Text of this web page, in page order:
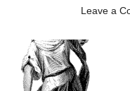
Leave a